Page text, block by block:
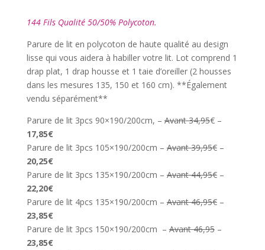
144 Fils Qualité 50/50% Polycoton.
Parure de lit en polycoton de haute qualité au design
lisse qui vous aidera à habiller votre lit. Lot comprend 1
drap plat, 1 drap housse et 1 taie d’oreiller (2 housses
dans les mesures 135, 150 et 160 cm). **Également
vendu séparément**
Parure de lit 3pcs 90×190/200cm, –Avant 34,95€ –
17,85€
Parure de lit 3pcs 105×190/200cm –Avant 39,95€–
20,25€
Parure de lit 3pcs 135×190/200cm –Avant 44,95€–
22,20€
Parure de lit 4pcs 135×190/200cm –Avant 46,95€–
23,85€
Parure de lit 3pcs 150×190/200cm –Avant 46,95–
23,85€